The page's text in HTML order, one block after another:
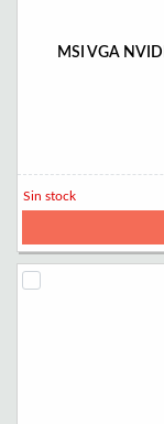
MSI VGA
Sin stock